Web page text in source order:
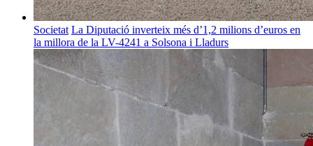
Societat La Diputació inverteix més d’1,2 milions d’euros en
la millora de la LV-4241 a Solsona i Lladurs